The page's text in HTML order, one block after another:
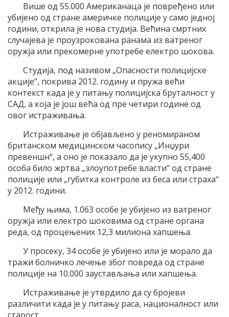
Више од 55.000 Американаца je повређенo или
убијено од стране америчке полиције у само једној
години, открила је нова студија. Већина смртних
случајева је проузрокована ранама из ватреног
оружја или прекомерне употребе електро шокова.
Студија, под називом „Опасности полицијске
акције“, покрива 2012. годину и пружа већи
контекст када је у питању полицијска бруталност у
САД, а која је још већа од пре четири године од
овог истраживања.
Истраживање је објављено у реномираном
британском медицинском часопису „Инџури
превеншн“, а оно је показало да је укупно 55,400
особа било жртва „злоупотребе власти“ од стране
полиције или „губитка контроле из беса или страха“
у 2012. години.
Међу њима, 1.063 особе је убијено из ватреног
оружја или електро шоковима од стране органа
реда, од процењених 12,3 милиона хапшења.
У просеку, 34 особе је убијено или је морало да
тражи болничко лечење због повреда од стране
полиције на 10.000 заустављања или хапшења.
Истраживање је утврдило да су бројеви
различити када је у питању раса, националност или